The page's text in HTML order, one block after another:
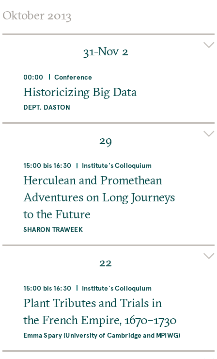
Max-Planck-Institut für Wissenschaftsgeschichte,
Oktober 2013
31-Nov 2
00:00 Conference
Historicizing Big Data
DEPT. DASTON
Adresse
Max-Planck-Institut für Wissenschaftsgeschichte,
MEHR
29
15:00 bis 16:30 Institute's Colloquium
Herculean and Promethean
Adventures on Long Journeys
to the Future
SHARON TRAWEEK
Max-Planck-Institut für Wissenschaftsgeschichte,
Boltzmannstraße 22, 14195 Berlin, Deutschland
MEHR
22
15:00 bis 16:30 Institute's Colloquium
Plant Tributes and Trials in
the French Empire, 1670–1730
Emma Spary (University of Cambridge and MPIWG)